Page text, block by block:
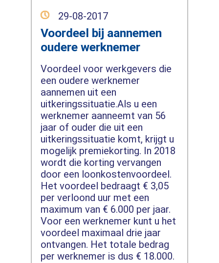
29-08-2017
Voordeel bij aannemen
oudere werknemer
Voordeel voor werkgevers die
een oudere werknemer
aannemen uit een
uitkeringssituatie.Als u een
werknemer aanneemt van 56
jaar of ouder die uit een
uitkeringssituatie komt, krijgt u
mogelijk premiekorting. In 2018
wordt die korting vervangen
door een loonkostenvoordeel.
Het voordeel bedraagt € 3,05
per verloond uur met een
maximum van € 6.000 per jaar.
Voor een werknemer kunt u het
voordeel maximaal drie jaar
ontvangen. Het totale bedrag
per werknemer is dus € 18.000.